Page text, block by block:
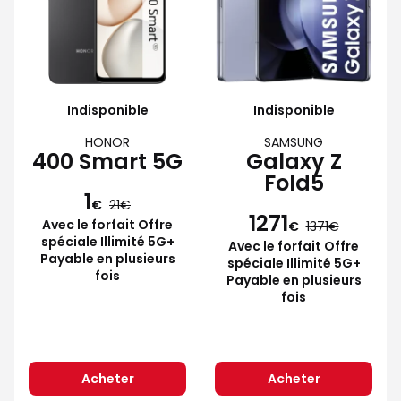
Indisponible
HONOR
400 Smart 5G
1€ 21
Avec le forfait Offre
spéciale Illimité 5G+
Payable en plusieurs
fois
Acheter
Indisponible
SAMSUNG
Galaxy Z
Fold5
1271€ 1371
Avec le forfait Offre
spéciale Illimité 5G+
Payable en plusieurs
fois
Acheter